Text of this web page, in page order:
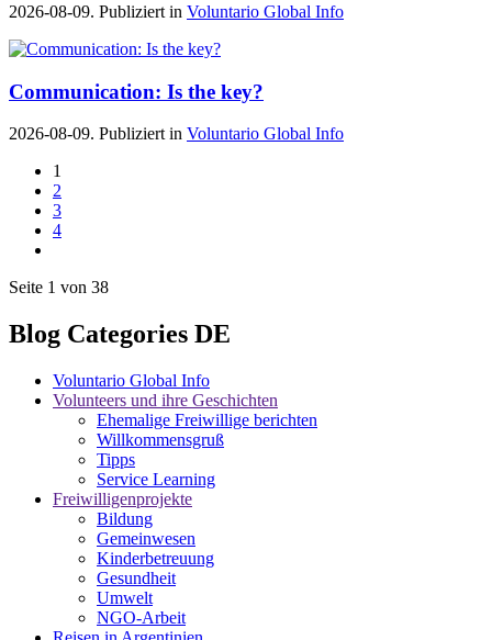
2026-08-09. Publiziert in Voluntario Global Info
Communication: Is the key?
2026-08-09. Publiziert in Voluntario Global Info
1
2
3
4
Seite 1 von 38
Blog Categories DE
Voluntario Global Info
Volunteers und ihre Geschichten
Ehemalige Freiwillige berichten
Willkommensgruß
Tipps
Service Learning
Freiwilligenprojekte
Bildung
Gemeinwesen
Kinderbetreuung
Gesundheit
Umwelt
NGO-Arbeit